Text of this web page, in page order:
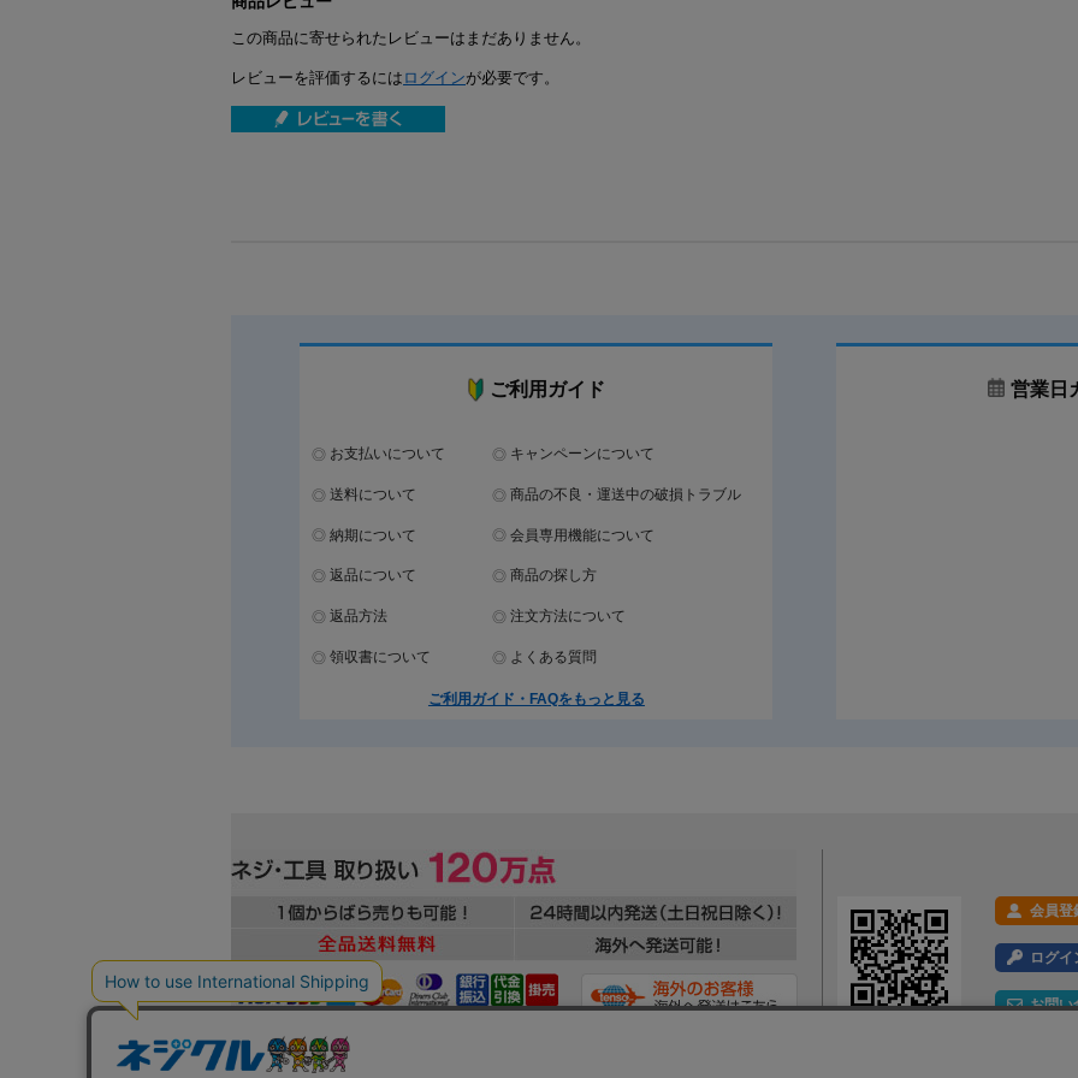
この商品に寄せられたレビューはまだありません。
レビューを評価するには ログインが必要です。
ご利用ガイド
お支払いについて キャンペーンについて
送料について 商品の不良・運送中の破損トラブル
納期について 会員専用機能について
返品について 商品の探し方
返品方法 注文方法について
領収書について よくある質問
ご利用ガイド・FAQをもっと見る
営業日
会員登
ログイ
お問い